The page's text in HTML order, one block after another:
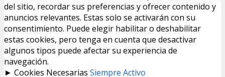
del sitio, recordar sus preferencias y ofrecer contenido y
anuncios relevantes. Estas solo se activarán con su
consentimiento. Puede elegir habilitar o deshabilitar
estas cookies, pero tenga en cuenta que desactivar
algunos tipos puede afectar su experiencia de
navegación.
► Cookies Necesarias Siempre Activo